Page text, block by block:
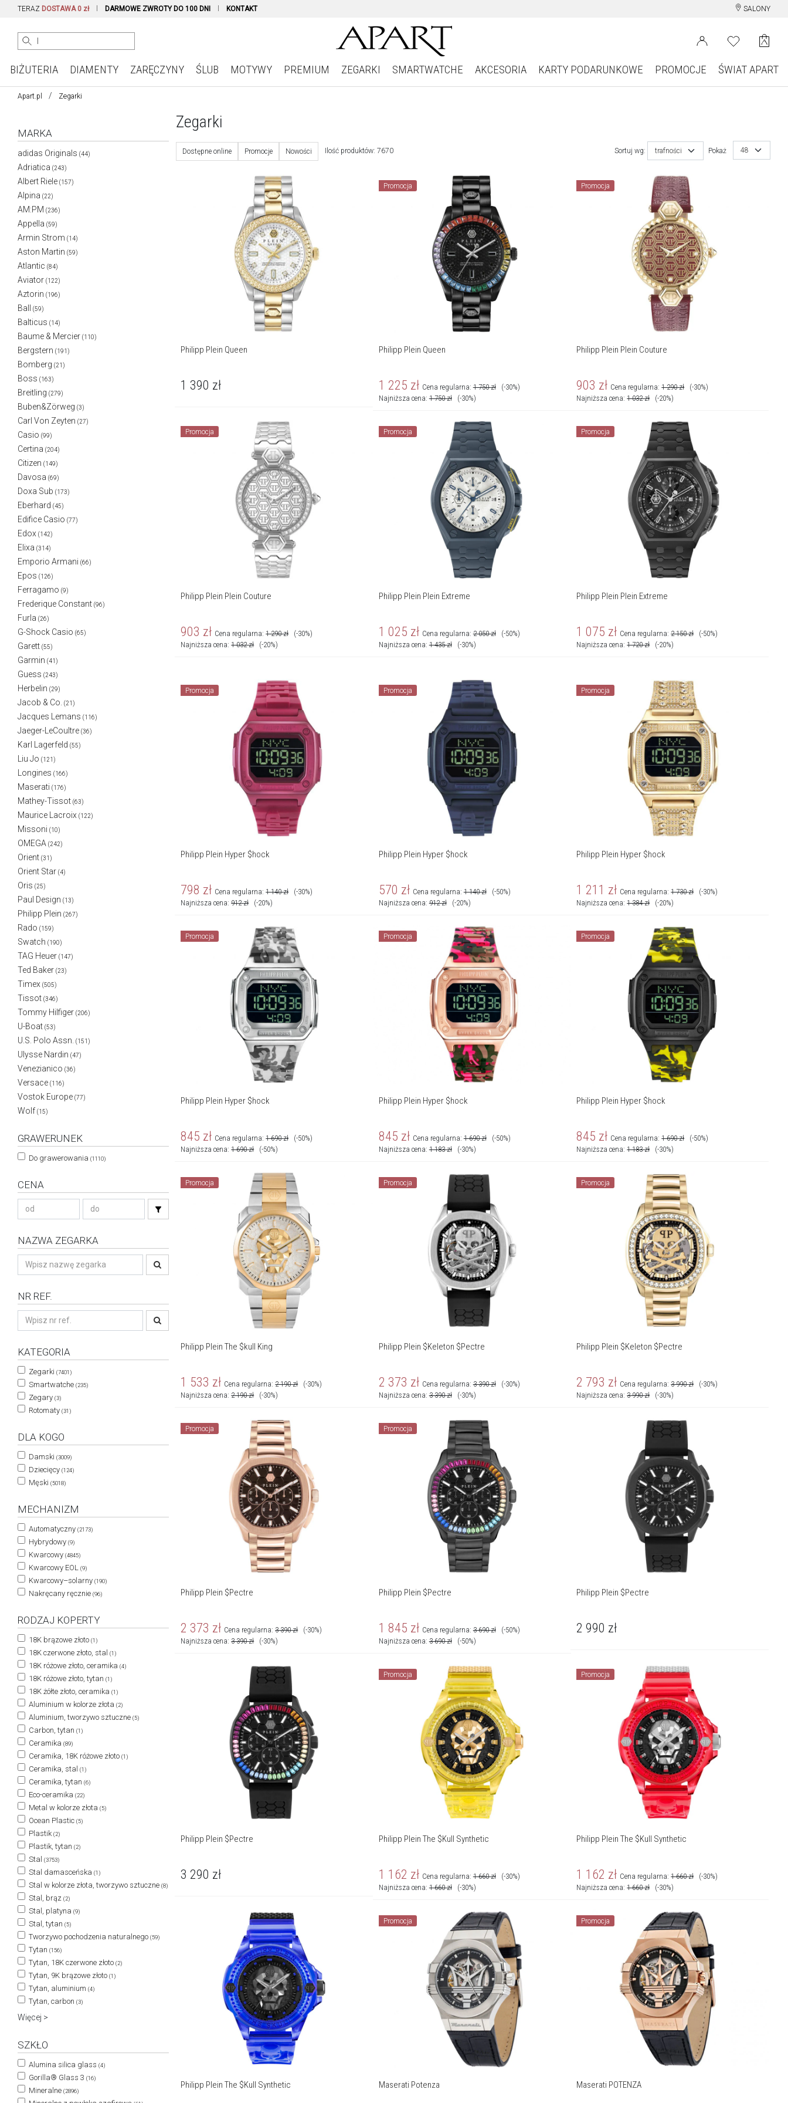
TERAZ DOSTAWA 0 zł DARMOWE ZWROTY DO 100 DNI KONTAKT SALONY
BIŻUTERIA DIAMENTY ZARĘCZYNY ŚLUB MOTYWY PREMIUM ZEGARKI SMARTWATCHE AKCESORIA KARTY PODARUNKOWE PROMOCJE ŚWIAT APART
Apart.pl Zegarki
MARKA
adidas Originals (44)
Adriatica (243)
Albert Riele (157)
Alpina (22)
AM:PM (236)
Appella (59)
Armin Strom (14)
Aston Martin (59)
Atlantic (84)
Aviator (122)
Aztorin (196)
Ball (59)
Balticus (14)
Baume & Mercier (110)
Bergstern (191)
Bomberg (21)
Boss (163)
Breitling (279)
Buben&Zörweg (3)
Carl Von Zeyten (27)
Casio (99)
Certina (204)
Citizen (149)
Davosa (69)
Doxa Sub (173)
Eberhard (45)
Edifice Casio (77)
Edox (142)
Elixa (314)
Emporio Armani (66)
Epos (126)
Ferragamo (9)
Frederique Constant (96)
Furla (26)
G-Shock Casio (65)
Garett (55)
Garmin (41)
Guess (243)
Herbelin (29)
Jacob & Co. (21)
Jacques Lemans (116)
Jaeger-LeCoultre (36)
Karl Lagerfeld (55)
Liu Jo (121)
Longines (166)
Maserati (176)
Mathey-Tissot (63)
Maurice Lacroix (122)
Missoni (10)
OMEGA (242)
Orient (31)
Orient Star (4)
Oris (25)
Paul Design (13)
Philipp Plein (267)
Rado (159)
Swatch (190)
TAG Heuer (147)
Ted Baker (23)
Timex (505)
Tissot (346)
Tommy Hilfiger (206)
U-Boat (53)
U.S. Polo Assn. (151)
Ulysse Nardin (47)
Venezianico (36)
Versace (116)
Vostok Europe (77)
Wolf (15)
GRAWERUNEK
Do grawerowania (1110)
CENA
NAZWA ZEGARKA
NR REF.
KATEGORIA
Zegarki (7401)
Smartwatche (235)
Zegary (3)
Rotomaty (31)
DLA KOGO
Damski (3009)
Dziecięcy (124)
Męski (5018)
MECHANIZM
Automatyczny (2173)
Hybrydowy (9)
Kwarcowy (4845)
Kwarcowy EOL (9)
Kwarcowy–solarny (190)
Nakręcany ręcznie (96)
RODZAJ KOPERTY
18K brązowe złoto (1)
18K czerwone złoto, stal (1)
18K różowe złoto, ceramika (4)
18K różowe złoto, tytan (1)
18K żółte złoto, ceramika (1)
Aluminium w kolorze złota (2)
Aluminium, tworzywo sztuczne (5)
Carbon, tytan (1)
Ceramika (89)
Ceramika, 18K różowe złoto (1)
Ceramika, stal (1)
Ceramika, tytan (6)
Eco-ceramika (22)
Metal w kolorze złota (5)
Ocean Plastic (5)
Plastik (2)
Plastik, tytan (2)
Stal (3753)
Stal damasceńska (1)
Stal w kolorze złota, tworzywo sztuczne (8)
Stal, brąz (2)
Stal, platyna (9)
Stal, tytan (5)
Tworzywo pochodzenia naturalnego (59)
Tytan (156)
Tytan, 18K czerwone złoto (2)
Tytan, 9K brązowe złoto (1)
Tytan, aluminium (4)
Tytan, carbon (3)
Więcej >
SZKŁO
Alumina silica glass (4)
Gorilla® Glass 3 (16)
Mineralne (2896)
Zegarki
Sortuj wg: trafności Pokaż 48
Dostępne online Promocje Nowości Ilość produktów: 7670
Philipp Plein Queen
1 390 zł
Promocja
Philipp Plein Queen
1 225 zł Cena regularna:1 750 zł
(-30%)
Najniższa cena:1 750 zł (-30%)
Promocja
Philipp Plein Plein Couture
903 zł Cena regularna:1 290 zł
(-30%)
Najniższa cena:1 032 zł (-20%)
Promocja
Philipp Plein Plein Couture
903 zł Cena regularna:1 290 zł
(-30%)
Najniższa cena:1 032 zł (-20%)
Promocja
Philipp Plein Plein Extreme
1 025 zł Cena regularna:2 050 zł
(-50%)
Najniższa cena:1 435 zł (-30%)
Promocja
Philipp Plein Plein Extreme
1 075 zł Cena regularna:2 150 zł
(-50%)
Najniższa cena:1 720 zł (-20%)
Promocja
Philipp Plein Hyper $hock
798 zł Cena regularna:1 140 zł
(-30%)
Najniższa cena:912 zł (-20%)
Promocja
Philipp Plein Hyper $hock
570 zł Cena regularna:1 140 zł
(-50%)
Najniższa cena:912 zł (-20%)
Promocja
Philipp Plein Hyper $hock
1 211 zł Cena regularna:1 730 zł
(-30%)
Najniższa cena:1 384 zł (-20%)
Promocja
Philipp Plein Hyper $hock
845 zł Cena regularna:1 690 zł
(-50%)
Najniższa cena:1 690 zł (-50%)
Promocja
Philipp Plein Hyper $hock
845 zł Cena regularna:1 690 zł
(-50%)
Najniższa cena:1 183 zł (-30%)
Promocja
Philipp Plein Hyper $hock
845 zł Cena regularna:1 690 zł
(-50%)
Najniższa cena:1 183 zł (-30%)
Promocja
Philipp Plein The $kull King
1 533 zł Cena regularna:2 190 zł
(-30%)
Najniższa cena:2 190 zł (-30%)
Promocja
Philipp Plein $Keleton $Pectre
2 373 zł Cena regularna:3 390 zł
(-30%)
Najniższa cena:3 390 zł (-30%)
Promocja
Philipp Plein $Keleton $Pectre
2 793 zł Cena regularna:3 990 zł
(-30%)
Najniższa cena:3 990 zł (-30%)
Promocja
Philipp Plein $Pectre
2 373 zł Cena regularna:3 390 zł
(-30%)
Najniższa cena:3 390 zł (-30%)
Promocja
Philipp Plein $Pectre
1 845 zł Cena regularna:3 690 zł
(-50%)
Najniższa cena:3 690 zł (-50%)
Philipp Plein $Pectre
2 990 zł
Philipp Plein $Pectre
3 290 zł
Promocja
Philipp Plein The $Kull Synthetic
1 162 zł Cena regularna:1 660 zł
(-30%)
Najniższa cena:1 660 zł (-30%)
Promocja
Philipp Plein The $Kull Synthetic
1 162 zł Cena regularna:1 660 zł
(-30%)
Najniższa cena:1 660 zł (-30%)
Philipp Plein The $Kull Synthetic
Promocja
Maserati Potenza
Promocja
Maserati POTENZA